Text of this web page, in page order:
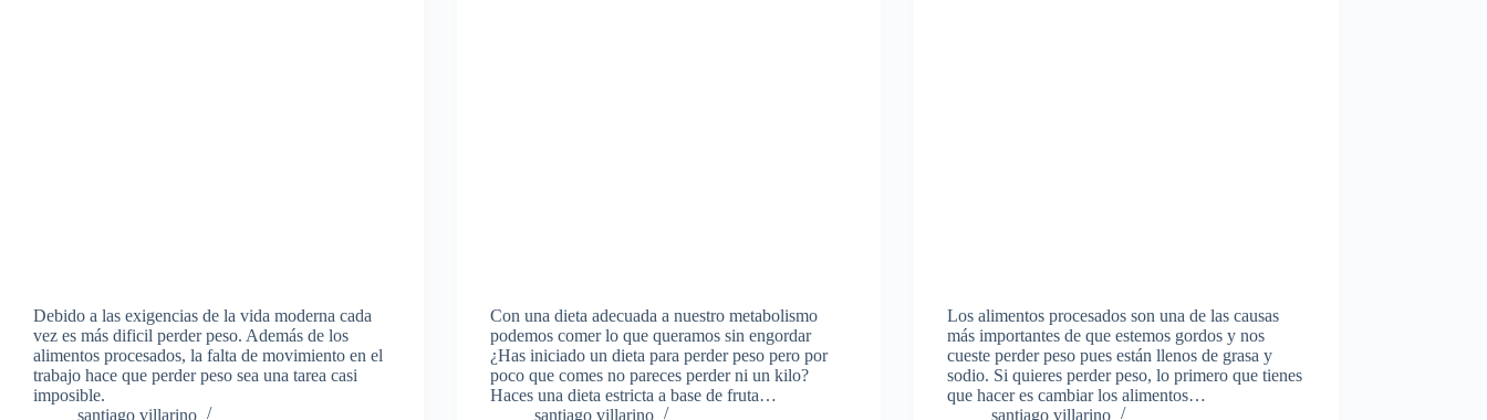
Debido a las exigencias de la vida moderna cada
vez es más dificil perder peso. Además de los
alimentos procesados, la falta de movimiento en el
trabajo hace que perder peso sea una tarea casi
imposible.
santiago villarino
Con una dieta adecuada a nuestro metabolismo
podemos comer lo que queramos sin engordar
¿Has iniciado un dieta para perder peso pero por
poco que comes no pareces perder ni un kilo?
Haces una dieta estricta a base de fruta…
santiago villarino
Los alimentos procesados son una de las causas
más importantes de que estemos gordos y nos
cueste perder peso pues están llenos de grasa y
sodio. Si quieres perder peso, lo primero que tienes
que hacer es cambiar los alimentos…
santiago villarino